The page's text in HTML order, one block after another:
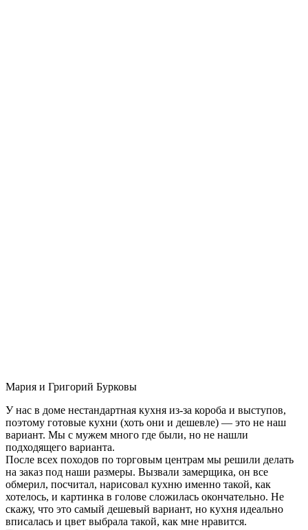
Мария и Григорий Бурковы
У нас в доме нестандартная кухня из-за короба и выступов,
поэтому готовые кухни (хоть они и дешевле) — это не наш
вариант. Мы с мужем много где были, но не нашли
подходящего варианта.
После всех походов по торговым центрам мы решили делать
на заказ под наши размеры. Вызвали замерщика, он все
обмерил, посчитал, нарисовал кухню именно такой, как
хотелось, и картинка в голове сложилась окончательно. Не
скажу, что это самый дешевый вариант, но кухня идеально
вписалась и цвет выбрала такой, как мне нравится.